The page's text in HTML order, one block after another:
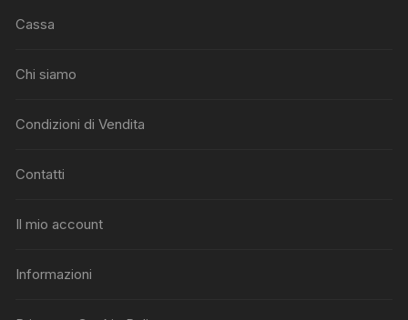
Cassa
Chi siamo
Condizioni di Vendita
Contatti
Il mio account
Informazioni